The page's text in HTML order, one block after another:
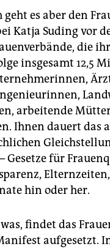
es aber den
Katja Suding vor
die
insgesamt 12,5
arbeitende
Ihnen dauert das
Gesetze für
hin oder her.
findet das
aufgesetzt.